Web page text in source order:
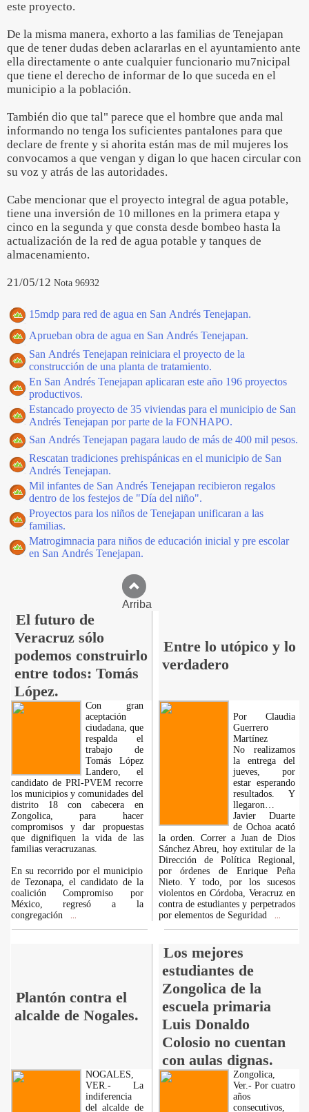
este proyecto.
De la misma manera, exhorto a las familias de Tenejapan
que de tener dudas deben aclararlas en el ayuntamiento ante
ella directamente o ante cualquier funcionario mu7nicipal
que tiene el derecho de informar de lo que suceda en el
municipio a la población.
También dio que tal" parece que el hombre que anda mal
informando no tenga los suficientes pantalones para que
declare de frente y si ahorita están mas de mil mujeres los
convocamos a que vengan y digan lo que hacen circular con
su voz y atrás de las autoridades.
Cabe mencionar que el proyecto integral de agua potable,
tiene una inversión de 10 millones en la primera etapa y
cinco en la segunda y que consta desde bombeo hasta la
actualización de la red de agua potable y tanques de
almacenamiento.
21/05/12 Nota 96932
15mdp para red de agua en San Andrés Tenejapan.
Aprueban obra de agua en San Andrés Tenejapan.
San Andrés Tenejapan reiniciara el proyecto de la
construcción de una planta de tratamiento.
En San Andrés Tenejapan aplicaran este año 196 proyectos
productivos.
Estancado proyecto de 35 viviendas para el municipio de San
Andrés Tenejapan por parte de la FONHAPO.
San Andrés Tenejapan pagara laudo de más de 400 mil pesos.
Rescatan tradiciones prehispánicas en el municipio de San
Andrés Tenejapan.
Mil infantes de San Andrés Tenejapan recibieron regalos
dentro de los festejos de "Día del niño".
Proyectos para los niños de Tenejapan unificaran a las
familias.
Matrogimnacia para niños de educación inicial y pre escolar
en San Andrés Tenejapan.
Arriba
El futuro de
Veracruz sólo
podemos construirlo
entre todos: Tomás
López.
Entre lo utópico y lo
verdadero
Con gran
aceptación
ciudadana, que
respalda el
trabajo de
Tomás López
Landero, el
candidato de PRI-PVEM recorre
los municipios y comunidades del
distrito 18 con cabecera en
Zongolica, para hacer
compromisos y dar propuestas
que dignifiquen la vida de las
familias veracruzanas.
En su recorrido por el municipio
de Tezonapa, el candidato de la
coalición Compromiso por
México, regresó a la
congregación
Por Claudia
Guerrero
Martínez
No realizamos
la entrega del
jueves, por
estar esperando
resultados. Y
llegaron…
Javier Duarte
de Ochoa acató
la orden. Correr a Juan de Dios
Sánchez Abreu, hoy extitular de la
Dirección de Política Regional,
por órdenes de Enrique Peña
Nieto. Y todo, por los sucesos
violentos en Córdoba, Veracruz en
contra de estudiantes y perpetrados
por elementos de Seguridad
Plantón contra el
alcalde de Nogales.
Los mejores
estudiantes de
Zongolica de la
escuela primaria
Luis Donaldo
Colosio no cuentan
con aulas dignas.
NOGALES,
VER.- La
indiferencia
del alcalde de
Zongolica,
Ver.- Por cuatro
años
consecutivos,